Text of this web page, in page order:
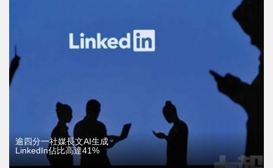
逾四分一社媒長文AI生成
LinkedIn佔比高達41%